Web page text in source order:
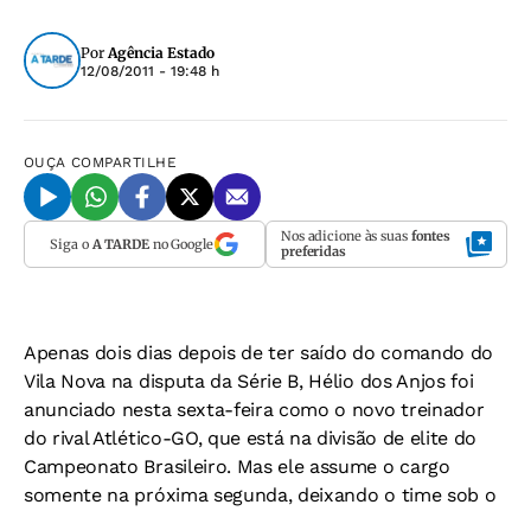
PorAgência Estado
12/08/2011 - 19:48 h
OUÇA COMPARTILHE
Siga o A TARDEno Google Nos adicione às suas fontes
preferidas
Apenas dois dias depois de ter saído do comando do
Vila Nova na disputa da Série B, Hélio dos Anjos foi
anunciado nesta sexta-feira como o novo treinador
do rival Atlético-GO, que está na divisão de elite do
Campeonato Brasileiro. Mas ele assume o cargo
somente na próxima segunda, deixando o time sob o